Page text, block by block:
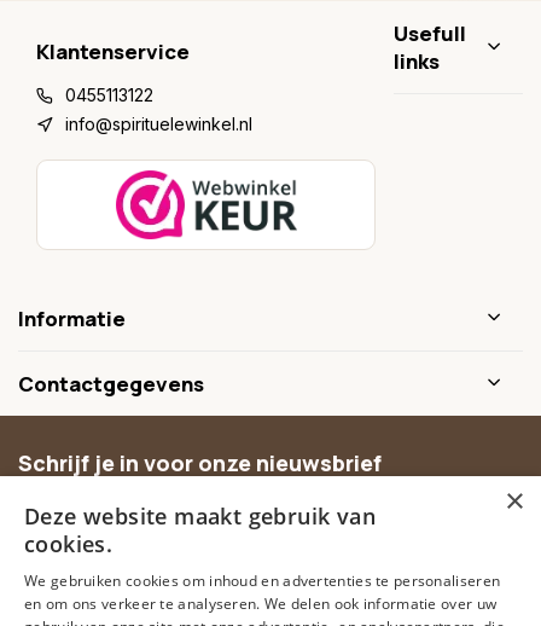
Klantenservice
0455113122
info@spirituelewinkel.nl
Usefull
links
Informatie
Contactgegevens
Schrijf je in voor onze nieuwsbrief
aanbiedingen.
Abonneer
×
Deze website maakt gebruik van
cookies.
We gebruiken cookies om inhoud en advertenties te personaliseren
en om ons verkeer te analyseren. We delen ook informatie over uw